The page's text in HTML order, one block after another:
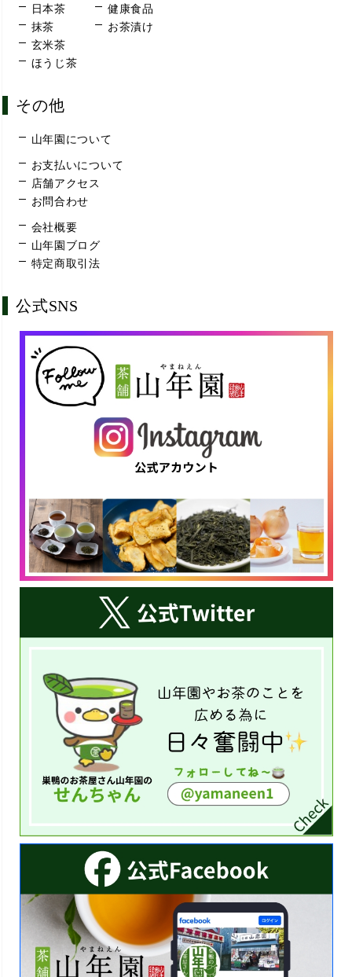
日本茶
抹茶
玄米茶
ほうじ茶
健康食品
お茶漬け
その他
山年園について
お支払いについて
店舗アクセス
お問合わせ
会社概要
山年園ブログ
特定商取引法
公式SNS